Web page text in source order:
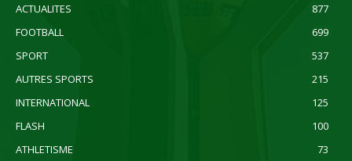
ACTUALITES
877
FOOTBALL
699
SPORT
537
AUTRES SPORTS
215
INTERNATIONAL
125
FLASH
100
ATHLETISME
73